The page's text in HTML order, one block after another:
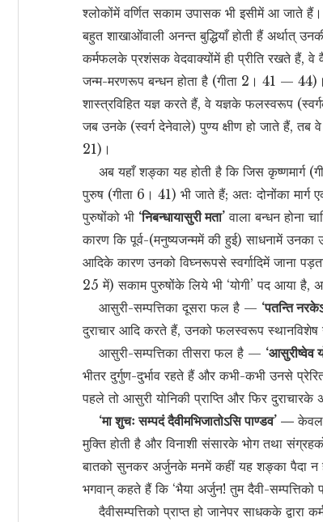
श्लोकोंमें वर्णित सकाम उपासक भी इसीमें आ जाते
बहुत शाखाओंवाली अनन्त बुद्धियाँ होती हैं अर्थात्
कर्मफलके प्रशंसक वेदवाक्योंमें ही प्रीति रखते हैं, वे
जन्म-मरणरूप बन्धन होता है (गीता 2। 41 — 44)।
शास्त्रविहित यज्ञ करते हैं, वे यज्ञके फलस्वरूप
जब उनके (स्वर्ग देनेवाले) पुण्य क्षीण हो जाते हैं,
21)।
अब यहाँ शङ्का यह होती है कि जिस कृष्णमार्ग
पुरुष (गीता 6। 41) भी जाते हैं; अतः दोनोंका मार्ग
पुरुषोंको भी ‘निबन्धायासुरी मता’ वाला बन्धन होना
कारण कि पूर्व-(मनुष्यजन्ममें की हुई) साधनामें उनका
आदिके कारण उनको विघ्नरूपसे स्वर्गादिमें जाना
25 में) सकाम पुरुषोंके लिये भी ‘योगी’ पद आया है,
आसुरी-सम्पत्तिका दूसरा फल है — ‘पतन्ति
दुराचार आदि करते हैं, उनको फलस्वरूप स्थानविशेष
आसुरी-सम्पत्तिका तीसरा फल है — ‘आसुरीष्वेव
भीतर दुर्गुण-दुर्भाव रहते हैं और कभी-कभी उनसे
पहले तो आसुरी योनिकी प्राप्ति और फिर दुराचारके
‘मा शुचः सम्पदं दैवीमभिजातोऽसि पाण्डव’ —केवल
मुक्ति होती है और विनाशी संसारके भोग तथा
बातको सुनकर अर्जुनके मनमें कहीं यह शङ्का पैदा न
भगवान् कहते हैं कि ‘भैया अर्जुन! तुम दैवी-सम्पत्तिको
दैवीसम्पत्तिको प्राप्त हो जानेपर साधकके द्वारा